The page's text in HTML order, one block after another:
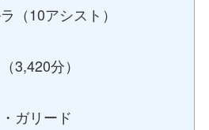
（10アシスト）
3,420分）
ガリード